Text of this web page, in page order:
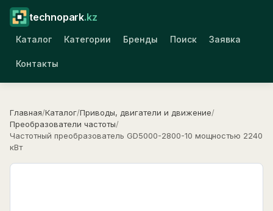
technopark.kz
Каталог Категории Бренды Поиск Заявка
Контакты
Главная/Каталог/Приводы, двигатели и движение/
Преобразователи частоты/
Частотный преобразователь GD5000-2800-10 мощностью 2240
кВт